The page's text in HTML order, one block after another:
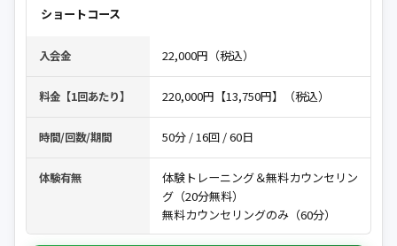
ショートコース
入会金 22,000円（税込）
料金【1回あたり】 220,000円【13,750円】（税込）
時間/回数/期間 50分 / 16回 / 60日
体験有無
体験トレーニング＆無料カウンセリン
グ（20分無料）
無料カウンセリングのみ（60分）